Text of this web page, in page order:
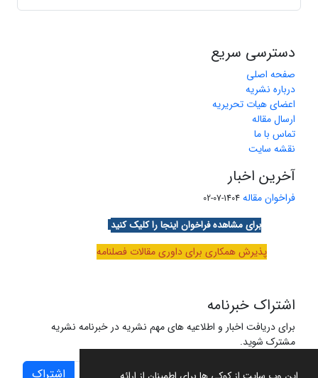
دسترسی سریع
صفحه اصلی
درباره نشریه
اعضای هیات تحریریه
ارسال مقاله
تماس با ما
نقشه سایت
آخرین اخبار
فراخوان مقاله 1404-07-02
برای مشاهده فراخوان اینجا را کلیک کنید
پذیرش همکاری برای داوری مقالات فصلنامه
اشتراک خبرنامه
برای دریافت اخبار و اطلاعیه های مهم نشریه در خبرنامه نشریه
مشترک شوید.
اشتراک